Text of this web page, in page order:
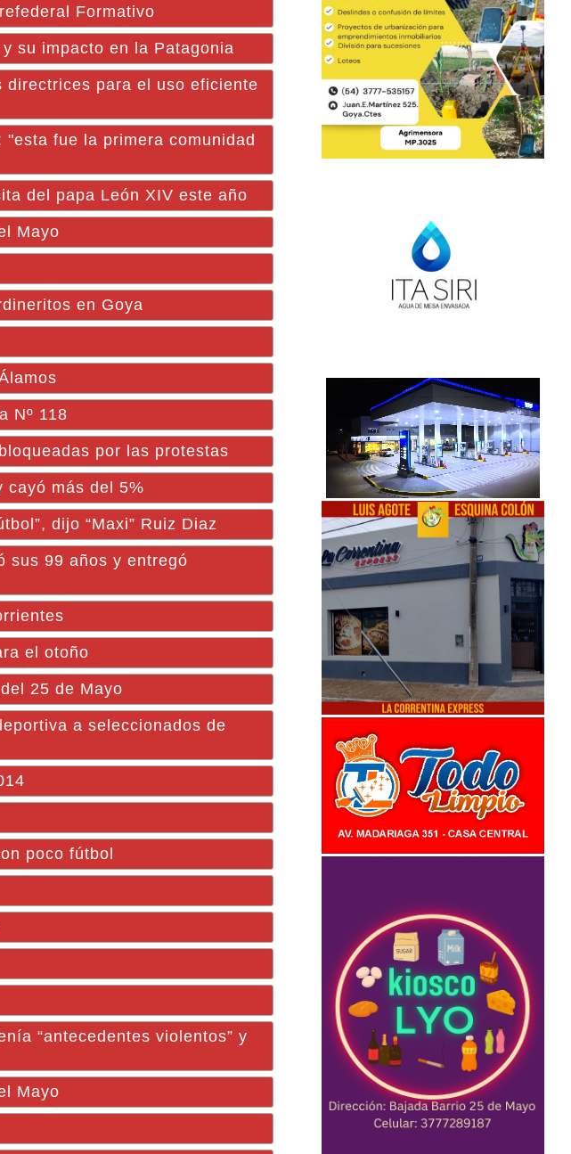
Formativo
su impacto en la Patagonia
para el uso eficiente
fue la primera comunidad
del papa León XIV este año
Mayo
en Goya
Nº 118
por las protestas
cayó más del 5%
dijo “Maxi” Ruiz Diaz
sus 99 años y entregó
el otoño
25 de Mayo
a seleccionados de
poco fútbol
“antecedentes violentos” y
Mayo